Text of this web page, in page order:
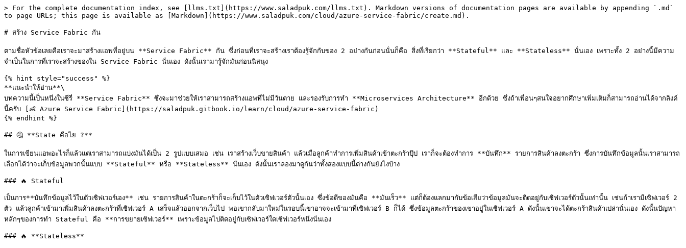
> For the complete documentation index, see [llms.txt](https://www.saladpuk.com/llms.txt). Markdown versions of documentation pages are available by appending `.md`
to page URLs; this page is available as [Markdown](https://www.saladpuk.com/cloud/azure-service-fabric/create.md).
# สร้าง Service Fabric กัน
ตามชื่อหัวข้อเลยคือเราจะมาสร้างแอพที่อยู่บน **Service Fabric** กัน ซึ่งก่อนที่เราจะสร้างเราต้องรู้จักกับของ 2 อย่างกันก่อนนั่นก็คือ สิ่งที่เรียกว่า **Stateful** และ **Stateless** นั่นเอง เพราะทั้ง 2 อย่างนี้มีความ
จำเป็นในการที่เราจะสร้างของใน Service Fabric นั่นเอง ดังนั้นเรามารู้จักมันก่อนนิสนุง
{% hint style="success" %}
**แนะนำให้อ่าน**\
บทความนี้เป็นหนึ่งในซีรี่ **Service Fabric** ซึ่งจะมาช่วยให้เราสามารถสร้างแอพที่ไม่มีวันตาย และรองรับการทำ **Microservices Architecture** อีกด้วย ซึ่งถ้าเพื่อนๆสนใจอยากศึกษาเพิ่มเติมก็สามารถอ่านได้จากลิงค์
นี้ครับ [👶 Azure Service Fabric](https://saladpuk.gitbook.io/learn/cloud/azure-service-fabric)
{% endhint %}
## 🤔 **State คือไย ?**
ในการเขียนแอพอะไรก็แล้วแต่เราสามารถแบ่งมันได้เป็น 2 รูปแบบเสมอ เช่น เราสร้างเว็บขายสินค้า แล้วเมื่อลูกค้าทำการเพิ่มสินค้าเข้าตะกร้าปุ๊ป เราก็จะต้องทำการ **บันทึก** รายการสินค้าลงตะกร้า ซึ่งการบันทึกข้อมูลนั้นเราสามารถ
เลือกได้ว่าจะเก็บข้อมูลพวกนั้นแบบ **Stateful** หรือ **Stateless** นั่นเอง ดังนั้นเราลองมาดูกันว่าทั้งสองแบบนี้ต่างกันยังไงบ้าง
### 🔥 Stateful
เป็นการ**บันทึกข้อมูลไว้ในตัวเซิฟเวอร์เอง** เช่น รายการสินค้าในตะกร้าก็จะเก็บไว้ในตัวเซิฟเวอร์ตัวนั้นเอง ซึ่งข้อดีของมันคือ **มันเร็ว** แต่ก็ต้องแลกมากับข้อเสียว่าข้อมูลมันจะติดอยู่กับเซิฟเวอร์ตัวนั้นเท่านั้น เช่นถ้าเรามีเซิฟเวอร์ 2
ตัว แล้วลูกค้าเข้ามาเพิ่มสินค้าลงตะกร้าที่เซิฟเวอร์ A เสร็จแล้วออกจากเว็บไป พอเขากลับมาใหม่ในรอบนี้เขาอาจจะเข้ามาที่เซิฟเวอร์ B ก็ได้ ซึ่งข้อมูลตะกร้าของเขาอยู่ในเซิฟเวอร์ A ดังนั้นเขาจะได้ตะกร้าสินค้าเปล่านั่นเอง ดังนั้นปัญหา
หลักๆของการทำ Stateful คือ **การขยายเซิฟเวอร์** เพราะข้อมูลไปติดอยู่กับเซิฟเวอร์ใดเซิฟเวอร์หนึ่งนั่นเอง
### 🔥 **Stateless**